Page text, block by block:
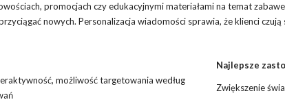
promocjach czy edukacyjnymi materiałami na temat
nowych. Personalizacja wiadomości sprawia, że klienci
Najlepsze
możliwość targetowania według
Zwiększenie